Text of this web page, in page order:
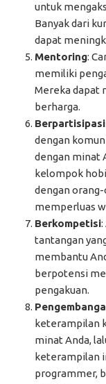
untuk
Banyak dari
dapat
Mentoring:
memiliki
Mereka dapat
berharga.
dengan
dengan minat
kelompok
dengan
memperluas
Berkompetisi:
tantangan
membantu
berpotensi
pengakuan.
keterampilan
minat Anda,
keterampilan
programmer,